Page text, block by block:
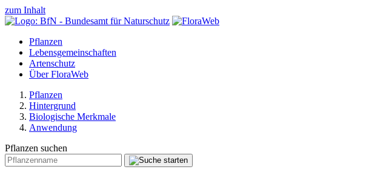
zum Inhalt
Pflanzen
Lebensgemeinschaften
Artenschutz
Über FloraWeb
Pflanzen
Hintergrund
Biologische Merkmale
Anwendung
Pflanzen suchen